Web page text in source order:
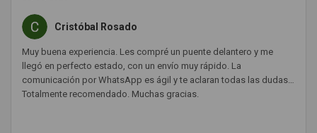
Cristóbal Rosado
Muy buena experiencia. Les compré un puente delantero y me
llegó en perfecto estado, con un envío muy rápido. La
comunicación por WhatsApp es ágil y te aclaran todas las dudas.
Totalmente recomendado. Muchas gracias.